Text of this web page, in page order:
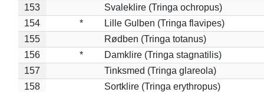
153
Svaleklire (Tringa ochropus)
154
*
Lille Gulben (Tringa flavipes)
155
Rødben (Tringa totanus)
156
*
Damklire (Tringa stagnatilis)
157
Tinksmed (Tringa glareola)
158
Sortklire (Tringa erythropus)